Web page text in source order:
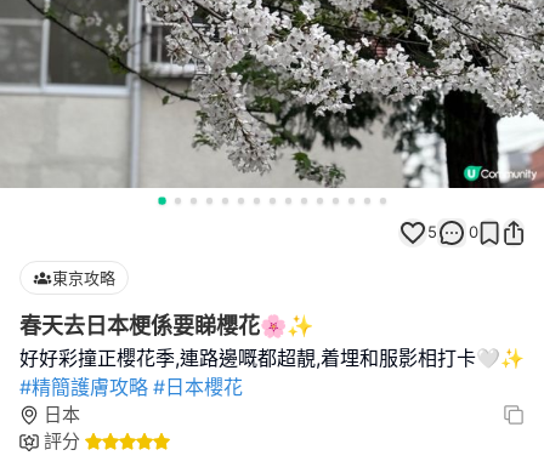
5 0
東京攻略
春天去日本梗係要睇櫻花🌸✨
#精簡護膚攻略 #日本櫻花
日本
評分